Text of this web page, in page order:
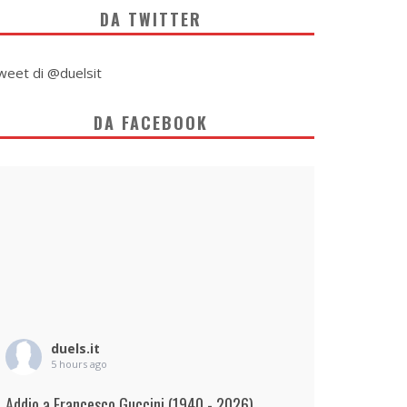
DA TWITTER
di @duelsit
DA FACEBOOK
duels.it
5 hours ago